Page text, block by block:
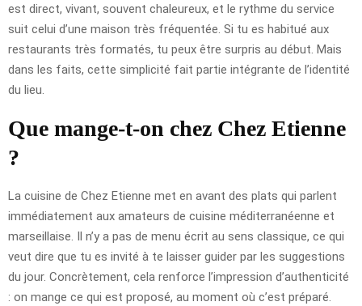
est direct, vivant, souvent chaleureux, et le rythme du service
suit celui d’une maison très fréquentée. Si tu es habitué aux
restaurants très formatés, tu peux être surpris au début. Mais
dans les faits, cette simplicité fait partie intégrante de l’identité
du lieu.
Que mange-t-on chez Chez Etienne
?
La cuisine de Chez Etienne met en avant des plats qui parlent
immédiatement aux amateurs de cuisine méditerranéenne et
marseillaise. Il n’y a pas de menu écrit au sens classique, ce qui
veut dire que tu es invité à te laisser guider par les suggestions
du jour. Concrètement, cela renforce l’impression d’authenticité
: on mange ce qui est proposé, au moment où c’est préparé.